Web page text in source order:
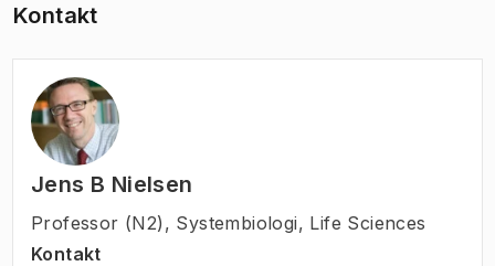
Kontakt
Jens B Nielsen
Professor (N2) , Systembiologi, Life Sciences
Kontakt